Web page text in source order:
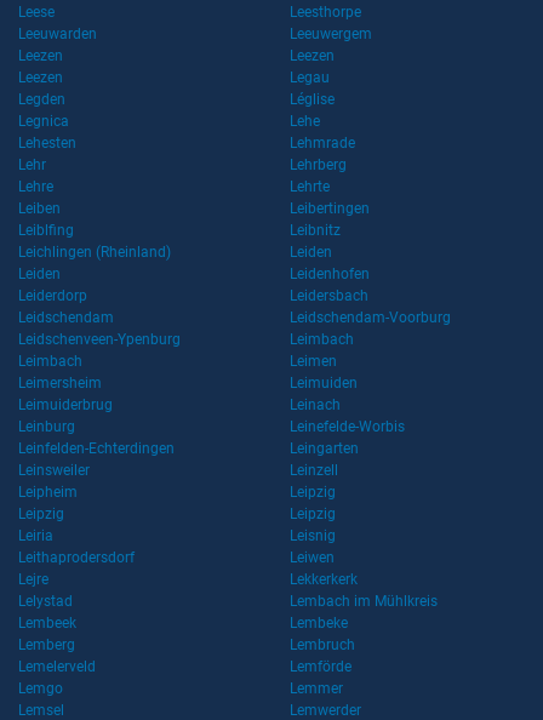
Leese
Leesthorpe
Leeuwarden
Leeuwergem
Leezen
Leezen
Leezen
Legau
Legden
Léglise
Legnica
Lehe
Lehesten
Lehmrade
Lehr
Lehrberg
Lehre
Lehrte
Leiben
Leibertingen
Leiblfing
Leibnitz
Leichlingen (Rheinland)
Leiden
Leiden
Leidenhofen
Leiderdorp
Leidersbach
Leidschendam
Leidschendam-Voorburg
Leidschenveen-Ypenburg
Leimbach
Leimbach
Leimen
Leimersheim
Leimuiden
Leimuiderbrug
Leinach
Leinburg
Leinefelde-Worbis
Leinfelden-Echterdingen
Leingarten
Leinsweiler
Leinzell
Leipheim
Leipzig
Leipzig
Leipzig
Leiria
Leisnig
Leithaprodersdorf
Leiwen
Lejre
Lekkerkerk
Lelystad
Lembach im Mühlkreis
Lembeek
Lembeke
Lemberg
Lembruch
Lemelerveld
Lemförde
Lemgo
Lemmer
Lemsel
Lemwerder